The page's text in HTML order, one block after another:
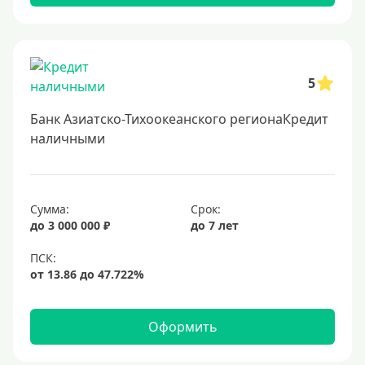
Заявка во все банки
Способы выдачи
Не выходя из дома
Онлайн на карту
Валюта
5
Банк Азиатско-Тихоокеанского регионаКредит
наличными
Сумма:
до 3 000 000 ₽
Срок:
до 7 лет
Оформить